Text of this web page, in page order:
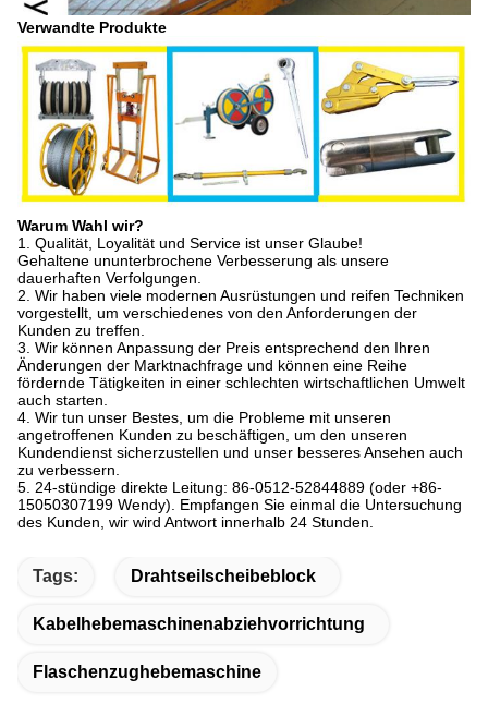
Verwandte Produkte
Warum Wahl wir?
1. Qualität, Loyalität und Service ist unser Glaube!
Gehaltene ununterbrochene Verbesserung als unsere
dauerhaften Verfolgungen.
2. Wir haben viele modernen Ausrüstungen und reifen Techniken
vorgestellt, um verschiedenes von den Anforderungen der
Kunden zu treffen.
3. Wir können Anpassung der Preis entsprechend den Ihren
Änderungen der Marktnachfrage und können eine Reihe
fördernde Tätigkeiten in einer schlechten wirtschaftlichen Umwelt
auch starten.
4. Wir tun unser Bestes, um die Probleme mit unseren
angetroffenen Kunden zu beschäftigen, um den unseren
Kundendienst sicherzustellen und unser besseres Ansehen auch
zu verbessern.
5. 24-stündige direkte Leitung: 86-0512-52844889 (oder +86-
15050307199 Wendy). Empfangen Sie einmal die Untersuchung
des Kunden, wir wird Antwort innerhalb 24 Stunden.
Tags: Drahtseilscheibeblock
Kabelhebemaschinenabziehvorrichtung
Flaschenzughebemaschine